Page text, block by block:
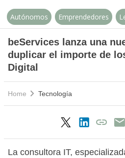
Autónomos Emprendedores
beServices lanza una
duplicar el importe de
Digital
Home Tecnología
La consultora IT,